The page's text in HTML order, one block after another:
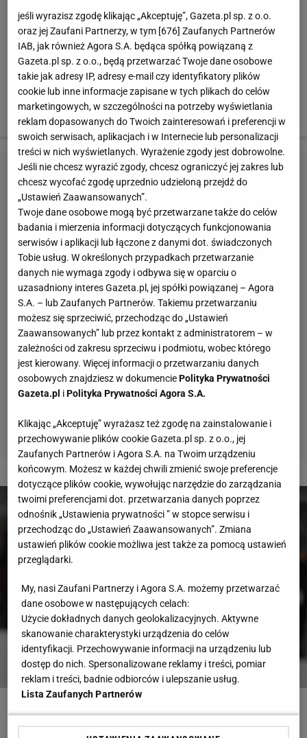
Barceloną. Francuz miałby kosztować grubo ponad sto
milionów euro, ale dokładna cena nie jest znana.
Sezon 2017/18 jest kolejnym, w którym Griezmann
potwierdza swoją klasę. W La Liga rozegrał 26
spotkań, strzelił w nich 17 goli i zanotował 8 asyst.
2 z 6
Gianluigi Donnarumma opuści Milan?
jeśli wyrazisz zgodę klikając „Akceptuję”, Gazeta.pl sp. z o.o.
oraz jej Zaufani Partnerzy, w tym [676] Zaufanych Partnerów
IAB, jak również Agora S.A. będąca spółką powiązaną z
Gazeta.pl sp. z o.o., będą przetwarzać Twoje dane osobowe
takie jak adresy IP, adresy e-mail czy identyfikatory plików
cookie lub inne informacje zapisane w tych plikach do celów
marketingowych, w szczególności na potrzeby wyświetlania
reklam dopasowanych do Twoich zainteresowań i preferencji w
swoich serwisach, aplikacjach i w Internecie lub personalizacji
treści w nich wyświetlanych. Wyrażenie zgody jest dobrowolne.
Jeśli nie chcesz wyrazić zgody, chcesz ograniczyć jej zakres lub
chcesz wycofać zgodę uprzednio udzieloną przejdź do
„Ustawień Zaawansowanych”.
Twoje dane osobowe mogą być przetwarzane także do celów
badania i mierzenia informacji dotyczących funkcjonowania
serwisów i aplikacji lub łączone z danymi dot. świadczonych
Tobie usług. W określonych przypadkach przetwarzanie
danych nie wymaga zgody i odbywa się w oparciu o
uzasadniony interes Gazeta.pl, jej spółki powiązanej – Agora
S.A. – lub Zaufanych Partnerów. Takiemu przetwarzaniu
możesz się sprzeciwić, przechodząc do „Ustawień
Zaawansowanych” lub przez kontakt z administratorem – w
zależności od zakresu sprzeciwu i podmiotu, wobec którego
jest kierowany. Więcej informacji o przetwarzaniu danych
osobowych znajdziesz w dokumenciePolityka Prywatności
Gazeta.pl iPolityka Prywatności Agora S.A.
Klikając „Akceptuję” wyrażasz też zgodę na zainstalowanie i
przechowywanie plików cookie Gazeta.pl sp. z o.o., jej
Zaufanych Partnerów i Agora S.A. na Twoim urządzeniu
końcowym. Możesz w każdej chwili zmienić swoje preferencje
dotyczące plików cookie, wywołując narzędzie do zarządzania
twoimi preferencjami dot. przetwarzania danych poprzez
odnośnik „Ustawienia prywatności ” w stopce serwisu i
przechodząc do „Ustawień Zaawansowanych”. Zmiana
ustawień plików cookie możliwa jest także za pomocą ustawień
przeglądarki.
My, nasi Zaufani Partnerzy i Agora S.A. możemy przetwarzać
dane osobowe w następujących celach:
Użycie dokładnych danych geolokalizacyjnych. Aktywne
skanowanie charakterystyki urządzenia do celów
identyfikacji. Przechowywanie informacji na urządzeniu lub
dostęp do nich. Spersonalizowane reklamy i treści, pomiar
reklam i treści, badnie odbiorców i ulepszanie usług.
Lista Zaufanych Partnerów